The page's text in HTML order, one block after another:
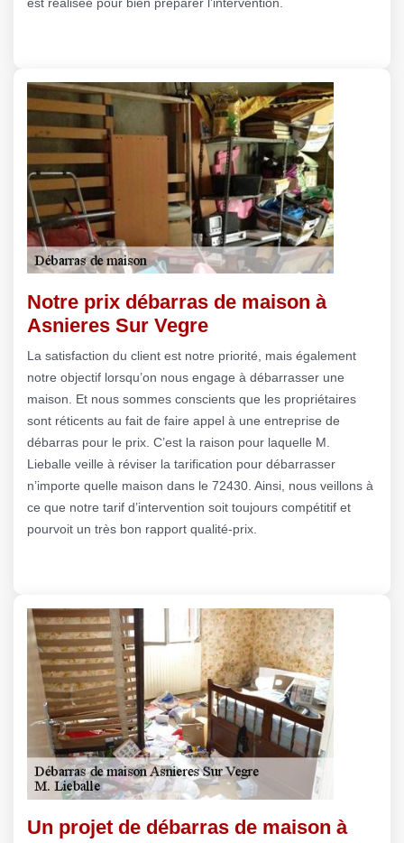
Notre prix débarras de maison à
Asnieres Sur Vegre
La satisfaction du client est notre priorité, mais également
notre objectif lorsqu’on nous engage à débarrasser une
maison. Et nous sommes conscients que les propriétaires
sont réticents au fait de faire appel à une entreprise de
débarras pour le prix. C’est la raison pour laquelle M.
Lieballe veille à réviser la tarification pour débarrasser
n’importe quelle maison dans le 72430. Ainsi, nous veillons à
ce que notre tarif d’intervention soit toujours compétitif et
pourvoit un très bon rapport qualité-prix.
Un projet de débarras de maison à